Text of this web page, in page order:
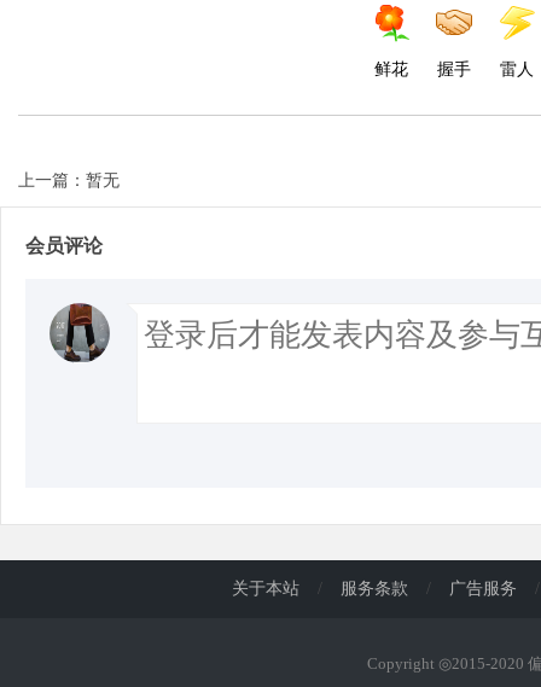
鲜花 握手 雷人
上一篇：暂无
会员评论
关于本站 / 服务条款 / 广告服务 /
Copyright ◎2015-2020